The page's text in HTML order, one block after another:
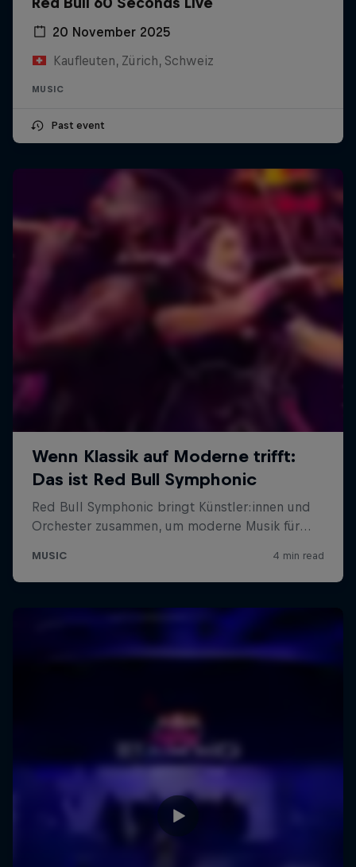
20 November 2025
Kaufleuten, Zürich, Schweiz
MUSIC
Past event